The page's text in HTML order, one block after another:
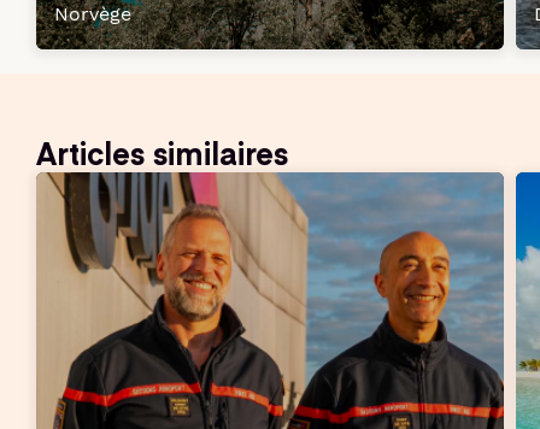
Norvège
Articles similaires